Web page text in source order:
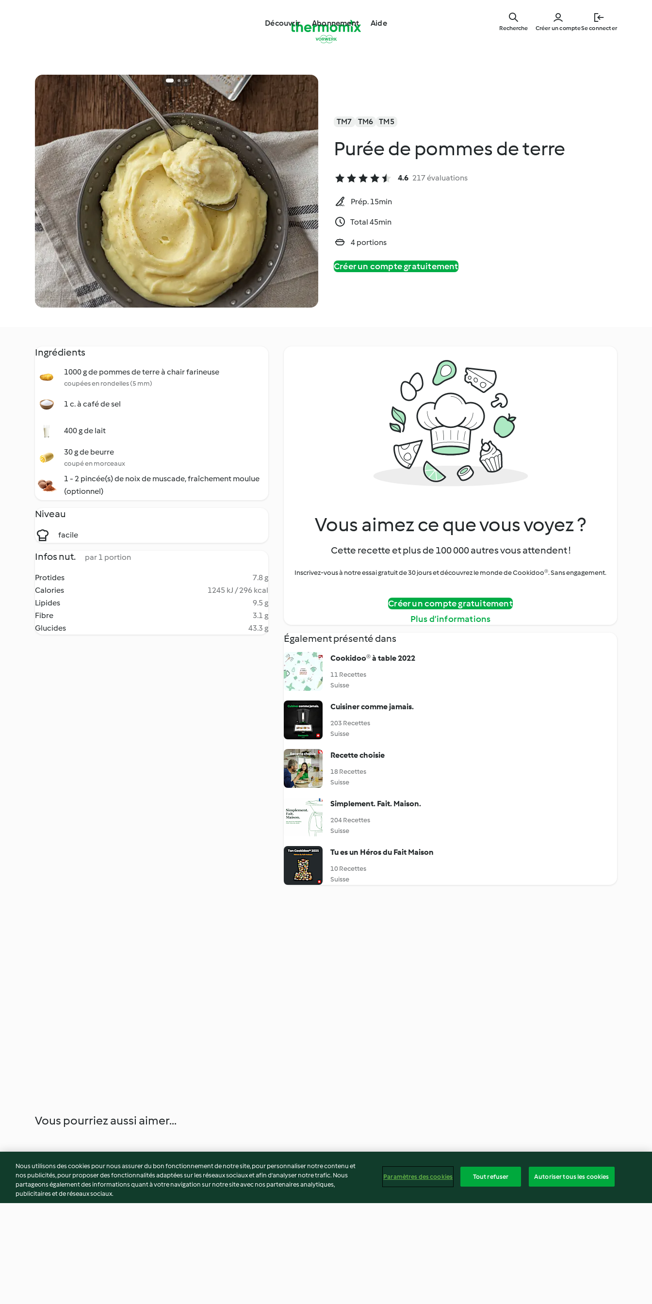
main
Découvrir Abonnement Aide
Créer un compteSe connecter
Recherche
TM7 TM6 TM5
Purée de pommes de terre
4.6 217 évaluations
Prép. 15min
Total 45min
4 portions
Créer un compte gratuitement
Ingrédients
1000 g de pommes de terre à chair farineuse
coupées en rondelles (5 mm)
1 c. à café de sel
400 g de lait
30 g de beurre
coupé en morceaux
1 - 2 pincée(s) de noix de muscade, fraîchement moulue
(optionnel)
Niveau
facile
Infos nut. par 1 portion
Protides
7.8 g
Calories
1245 kJ / 296 kcal
Lipides
9.5 g
Fibre
3.1 g
Glucides
43.3 g
Vous aimez ce que vous voyez ?
Cette recette et plus de 100 000 autres vous attendent !
Inscrivez-vous à notre essai gratuit de 30 jours et découvrez le monde de Cookidoo®. Sans engagement.
Créer un compte gratuitement
Plus d’informations
Également présenté dans
Cookidoo® à table 2022
11 Recettes
Suisse
Cuisiner comme jamais.
203 Recettes
Suisse
Recette choisie
18 Recettes
Suisse
Simplement. Fait. Maison.
204 Recettes
Suisse
Tu es un Héros du Fait Maison
10 Recettes
Suisse
Vous pourriez aussi aimer...
Nous utilisons des cookies pour nous assurer du bon fonctionnement de notre site, pour personnaliser notre contenu et
nos publicités, pour proposer des fonctionnalités adaptées sur les réseaux sociaux et afin d’analyser notre trafic. Nous
partageons également des informations quant à votre navigation sur notre site avec nos partenaires analytiques,
publicitaires et de réseaux sociaux.
Paramètres des cookies Tout refuser Autoriser tous les cookies